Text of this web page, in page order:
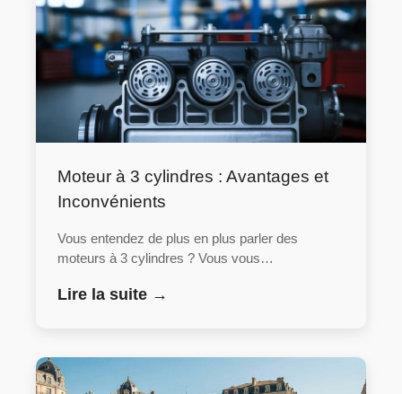
Moteur à 3 cylindres : Avantages et
Inconvénients
Vous entendez de plus en plus parler des
moteurs à 3 cylindres ? Vous vous…
Lire la suite →